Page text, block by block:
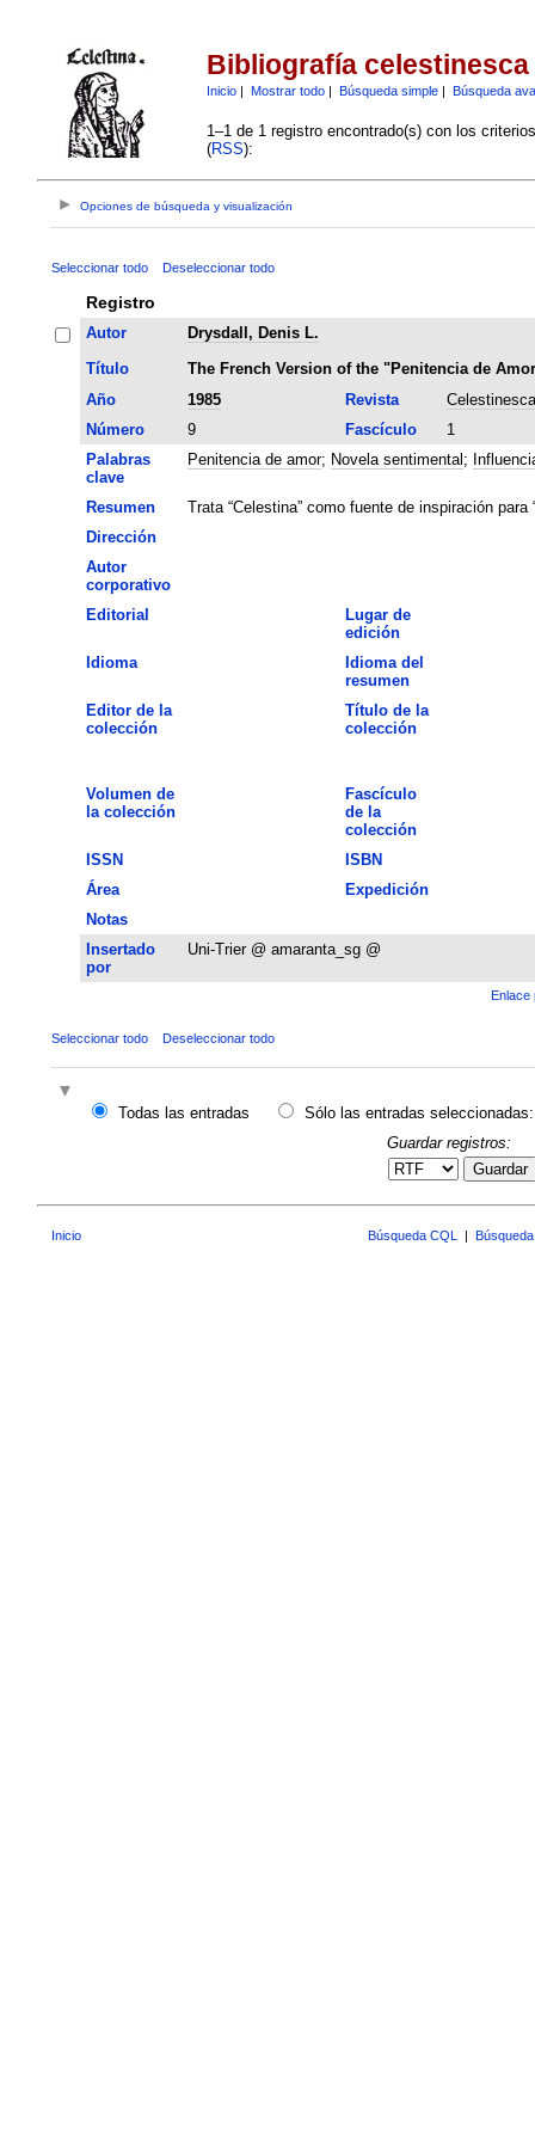
Bibliografía celestinesca
Inicio| Mostrar todo| Búsqueda simple| Búsqueda
1–1 de 1 registro encontrado(s) con los
(RSS):
Opciones de búsqueda y visualización
Seleccionar todo Deseleccionar todo
Registro
Autor
Drysdall, Denis L.
Título
The French Version of the "Penitencia de
Año
1985 Revista
Celestinesca
Número
9 Fascículo
1
Palabras
clave
Penitencia de amor; Novela sentimental ;
Resumen
Trata “Celestina” como fuente de inspiración
Dirección
Autor
corporativo
Editorial
Lugar de
edición
Idioma
Idioma del
resumen
Editor de la
colección
Título de la
colección
Volumen de
la colección
Fascículo
de la
colección
ISSN
ISBN
Área
Expedición
Notas
Insertado
por
Uni-Trier @ amaranta_sg @
Enlace
Seleccionar todo Deseleccionar todo
Todas las entradas
Sólo las entradas seleccionadas:
Guardar registros:
Guardar
Inicio Búsqueda CQL